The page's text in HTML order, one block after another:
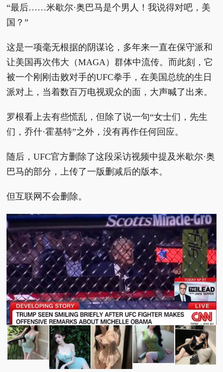
“最后……米歇尔·奥巴马是个男人！我说得对吧，美
国？”
这是一项毫无根据的阴谋论，多年来一直在保守派和
让美国再次伟大（MAGA）群体中流传。而此刻，它
被一个刚刚击败对手的UFC拳手，在美国总统的生日
派对上，当着数百万电视观众的面，大声喊了出来。
罗根看上去有些慌乱，但除了说一句“女士们，先生
们，乔什·霍基特”之外，没有再作任何回应。
随后，UFC官方删除了这段采访视频中提及米歇尔·奥
巴马的部分，上传了一版删减后的版本。
但互联网不会删除。